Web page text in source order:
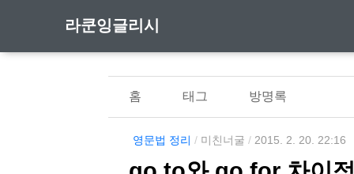
라쿤잉글리시
홈 태그 방명록
영문법 정리 / 미친너굴 / 2015. 2. 20. 22:16